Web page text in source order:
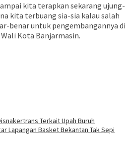
kita terapkan sekarang ujung-
kita terbuang sia-sia kalau salah
benar untuk pengembangannya di
Kota Banjarmasin.
Terkait Upah Buruh
Lapangan Basket Bekantan Tak Sepi